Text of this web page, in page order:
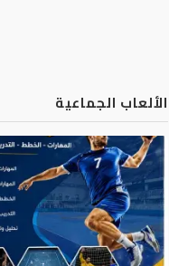
الألعاب الجماعية